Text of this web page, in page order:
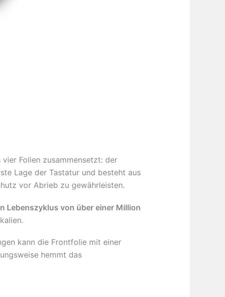
Folien zusammensetzt: der
Lage der Tastatur und besteht aus
vor Abrieb zu gewährleisten.
Lebenszyklus von über einer Million
kann die Frontfolie mit einer
hemmt das